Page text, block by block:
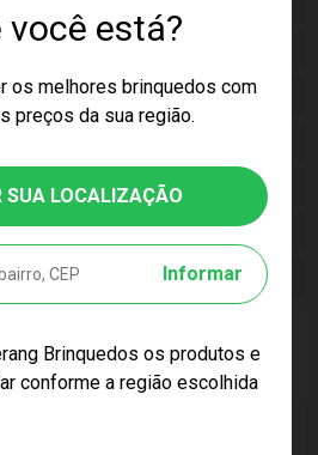
você está?
os melhores brinquedos com
preços da sua região.
SUA LOCALIZAÇÃO
Informar
Brinquedos os produtos e
conforme a região escolhida
7841234150161
5 Carrinhos
27x11x5
Multicores
Levou